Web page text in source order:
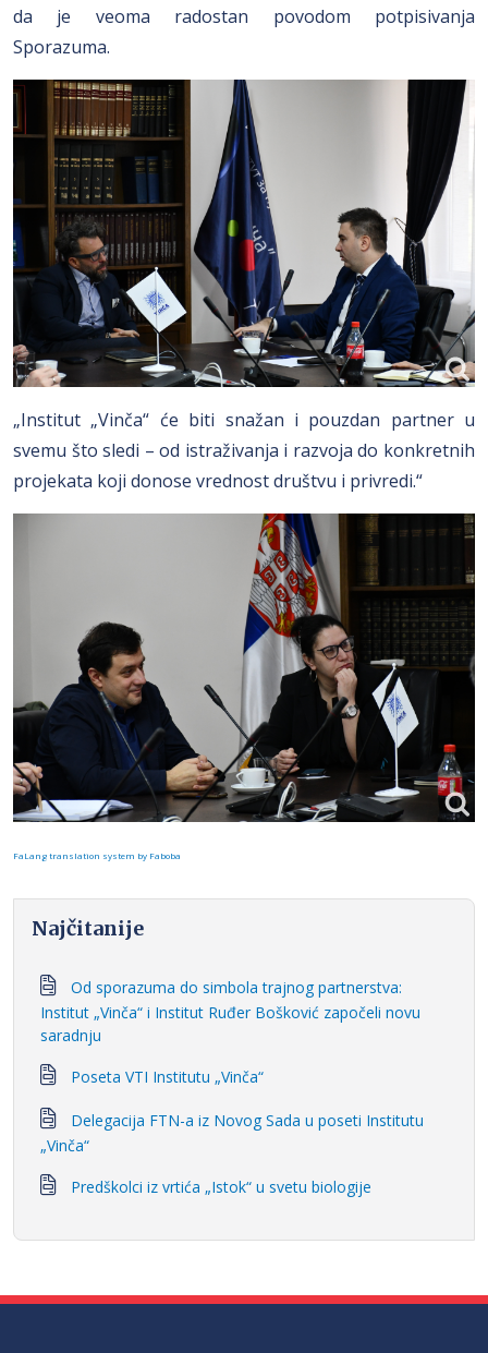
da je veoma radostan povodom potpisivanja
Sporazuma.
„Institut „Vinča“ će biti snažan i pouzdan partner u
svemu što sledi – od istraživanja i razvoja do konkretnih
projekata koji donose vrednost društvu i privredi.“
FaLang translation system by Faboba
Najčitanije
Od sporazuma do simbola trajnog partnerstva:
Institut „Vinča“ i Institut Ruđer Bošković započeli novu
saradnju
Poseta VTI Institutu „Vinča“
Delegacija FTN-a iz Novog Sada u poseti Institutu
„Vinča“
Predškolci iz vrtića „Istok“ u svetu biologije